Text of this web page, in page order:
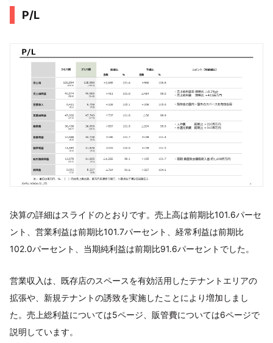
P/L
決算の詳細はスライドのとおりです。売上高は前期比101.6パーセ
ント、営業利益は前期比101.7パーセント、経常利益は前期比
102.0パーセント、当期純利益は前期比91.6パーセントでした。
営業収入は、既存店のスペースを有効活用したテナントエリアの
拡張や、新規テナントの誘致を実施したことにより増加しまし
た。売上総利益については5ページ、販管費については6ページで
説明しています。